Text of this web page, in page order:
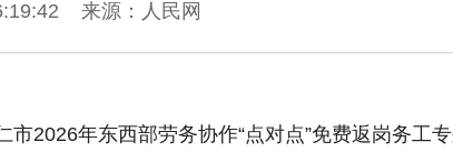
来源：人民网
市2026年东西部劳务协作“点对点”免费返岗务工